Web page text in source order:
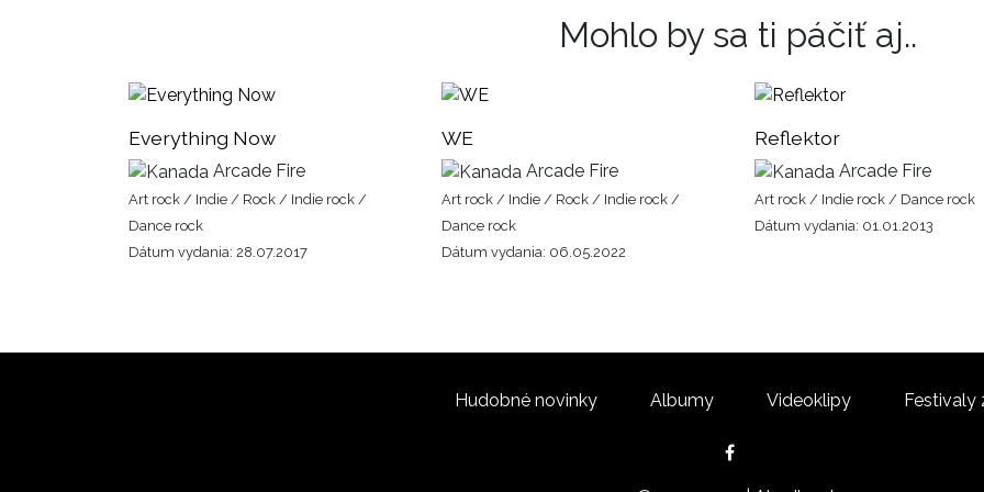
Mohlo by sa ti páčiť aj..
Everything Now
Arcade Fire
Art rock / Indie / Rock / Indie rock /
Dance rock
Dátum vydania: 28.07.2017
WE
Arcade Fire
Art rock / Indie / Rock / Indie rock /
Dance rock
Dátum vydania: 06.05.2022
Reflektor
Arcade Fire
Art rock / Indie rock / Dance rock
Dátum vydania: 01.01.2013
Hudobné novinky Albumy Videoklipy Festivaly